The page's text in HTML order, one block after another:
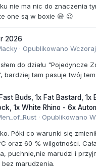
nie ma nic do znaczenia
one są w boxie 😅 😉
2026
· Opublikowano
do działu "Pojedyncze
bardziej tam pasuje twój
Buds, 1x Fat Bastard, 1x
1x White Rhino - 6x
· Opublikowano
Póki co warunki się
oraz 60 % wilgotności.
puchnie,nie marudzi i
marudzenia.